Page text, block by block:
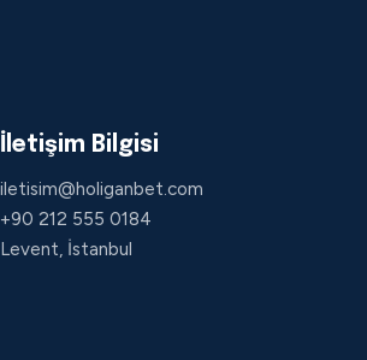
İletişim Bilgisi
iletisim@holiganbet.com
+90 212 555 0184
Levent, İstanbul